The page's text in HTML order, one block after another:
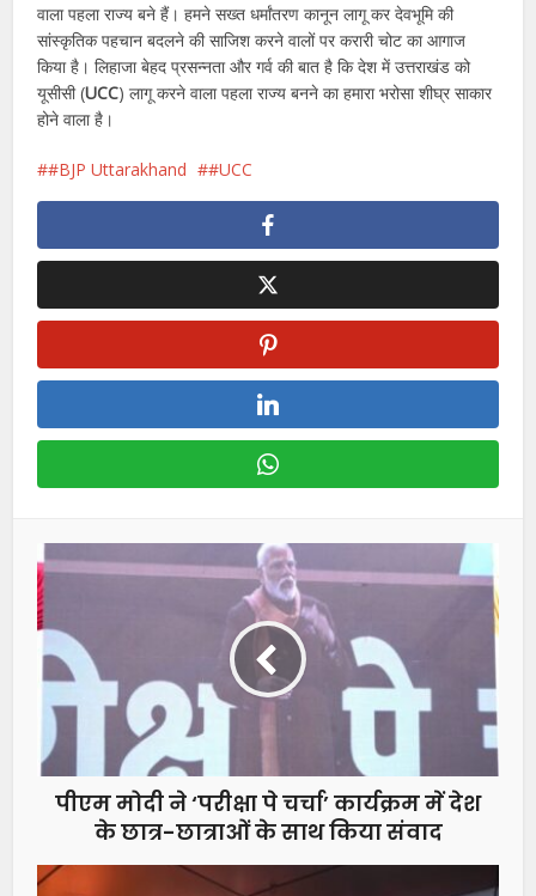
वाला पहला राज्य बने हैं। हमने सख्त धर्मांतरण कानून लागू कर देवभूमि की
सांस्कृतिक पहचान बदलने की साजिश करने वालों पर करारी चोट का आगाज
किया है। लिहाजा बेहद प्रसन्नता और गर्व की बात है कि देश में उत्तराखंड को
यूसीसी (UCC) लागू करने वाला पहला राज्य बनने का हमारा भरोसा शीघ्र साकार
होने वाला है।
#BJP Uttarakhand #UCC
पीएम मोदी ने ‘परीक्षा पे चर्चा’ कार्यक्रम में देश
के छात्र-छात्राओं के साथ किया संवाद